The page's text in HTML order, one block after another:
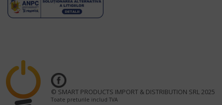
© SMART PRODUCTS IMPORT & DISTRIBUTION SRL 2025
Toate preturile includ TVA